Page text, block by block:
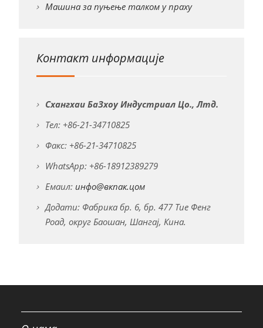
Машина за пуњење талком у праху
Контакт информације
Схангхаи БаЗхоу Индустриал Цо., Лтд.
Тел: +86-21-34710825
Факс: +86-21-34710825
WhatsApp: +86-18912389279
Емаил: инфо@вкпак.цом
Додати: Фабрика бр. 6, бр. 477 Тие Фенг
Роад, округ Баошан, Шангај, Кина.